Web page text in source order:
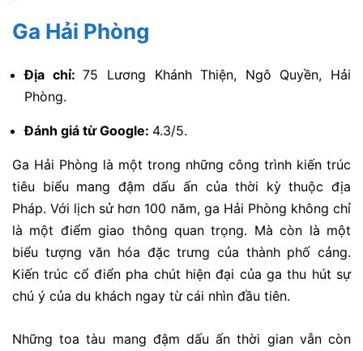
Ga Hải Phòng
Địa chỉ:75 Lương Khánh Thiện, Ngô Quyền, Hải
Phòng.
Đánh giá từ Google: 4.3/5.
Ga Hải Phòng là một trong những công trình kiến trúc
tiêu biểu mang đậm dấu ấn của thời kỳ thuộc địa
Pháp. Với lịch sử hơn 100 năm, ga Hải Phòng không chỉ
là một điểm giao thông quan trọng. Mà còn là một
biểu tượng văn hóa đặc trưng của thành phố cảng.
Kiến trúc cổ điển pha chút hiện đại của ga thu hút sự
chú ý của du khách ngay từ cái nhìn đầu tiên.
Những toa tàu mang đậm dấu ấn thời gian vẫn còn